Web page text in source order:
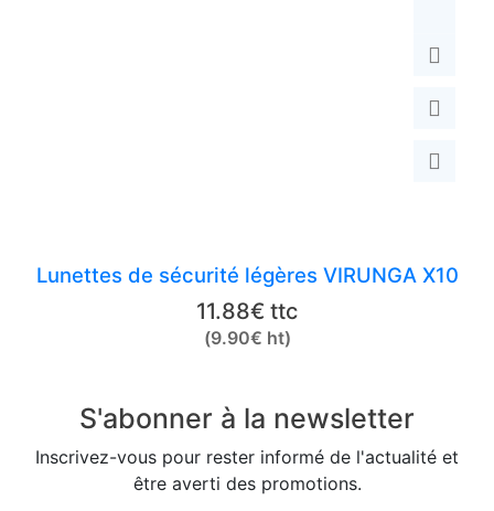
Lunettes de sécurité légères VIRUNGA X10
11.88€ ttc
(9.90€ ht)
S'abonner à la newsletter
Inscrivez-vous pour rester informé de l'actualité et
être averti des promotions.